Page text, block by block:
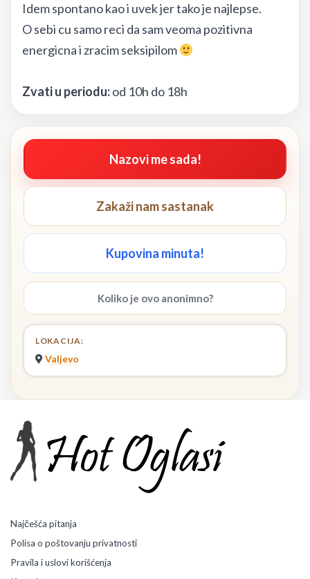
Idem spontano kao i uvek jer tako je najlepse.
O sebi cu samo reci da sam veoma pozitivna
energicna i zracim seksipilom
Zvati u periodu:od 10h do 18h
Nazovi me sada!
Zakaži nam sastanak
Kupovina minuta!
Koliko je ovo anonimno?
LOKACIJA:
Valjevo
Najčešća pitanja
Polisa o poštovanju privatnosti
Pravila i uslovi korišćenja